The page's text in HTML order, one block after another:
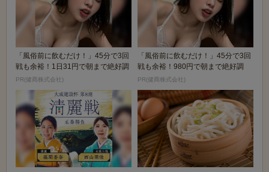
「風俗前に飲むだけ！」45分で3回
戦も余裕！1日31円で朝まで絶好調
PR(健商株式会社)
「風俗前に飲むだけ！」45分で3回
戦も余裕！980円で朝まで絶好調
PR(健商株式会社)